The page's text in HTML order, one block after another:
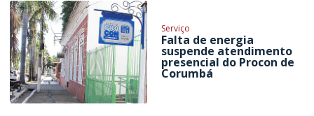
Serviço
Falta de energia
suspende atendimento
presencial do Procon de
Corumbá